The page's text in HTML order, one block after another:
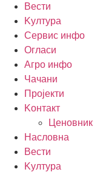
Вести
Kултура
Сервис инфо
Огласи
Агро инфо
Чачани
Пројекти
Kонтакт
Ценовник
Насловна
Вести
Kултура